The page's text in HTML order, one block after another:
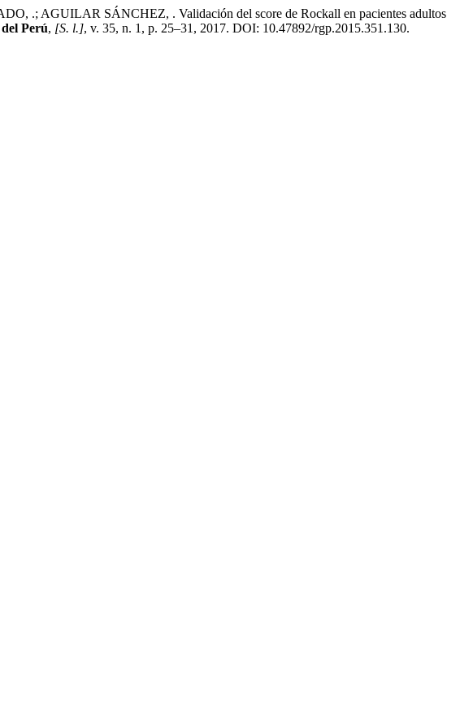
.; AGUILAR SÁNCHEZ, . Validación del score de Rockall en pacientes adultos
Perú, [S. l.], v. 35, n. 1, p. 25–31, 2017. DOI: 10.47892/rgp.2015.351.130.